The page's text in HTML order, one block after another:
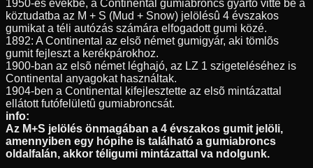
1950-es évekbe, a Continental gumiabroncs gyártó vitte be a
köztudatba az M + S (Mud + Snow) jelölésû 4 évszakos
gumikat a téli autózás számára elfogadott gumi közé.
1892: A Continental az elsõ német gumigyár, aki tömlõs
gumit fejleszt a kerékpárokhoz.
1900-ban az elsõ német léghajó, az LZ 1 szigeteléséhez is
Continental anyagokat használtak.
1904-ben a Continental kifejlesztette az elsõ mintázattal
ellátott futófelületû gumiabroncsát.
info:
Az M+S jelölés önmagában a 4 évszakos gumit jelöli,
amennyiben egy hópihe is található a gumiabroncs
oldalfalán, akkor téligumi mintázattal va ndolgunk.